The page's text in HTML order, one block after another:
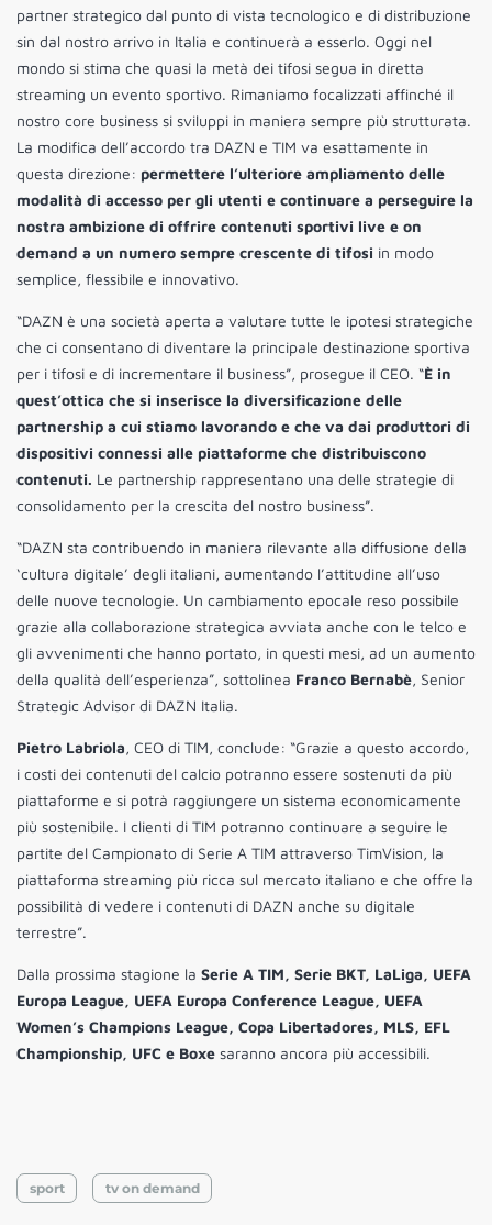
partner strategico dal punto di vista tecnologico e di distribuzione
sin dal nostro arrivo in Italia e continuerà a esserlo. Oggi nel
mondo si stima che quasi la metà dei tifosi segua in diretta
streaming un evento sportivo. Rimaniamo focalizzati affinché il
nostro core business si sviluppi in maniera sempre più strutturata.
La modifica dell’accordo tra DAZN e TIM va esattamente in
questa direzione: permettere l’ulteriore ampliamento delle
modalità di accesso per gli utenti e continuare a perseguire la
nostra ambizione di offrire contenuti sportivi live e on
demand a un numero sempre crescente di tifosi in modo
semplice, flessibile e innovativo.
“DAZN è una società aperta a valutare tutte le ipotesi strategiche
che ci consentano di diventare la principale destinazione sportiva
per i tifosi e di incrementare il business”, prosegue il CEO. “È in
quest’ottica che si inserisce la diversificazione delle
partnership a cui stiamo lavorando e che va dai produttori di
dispositivi connessi alle piattaforme che distribuiscono
contenuti. Le partnership rappresentano una delle strategie di
consolidamento per la crescita del nostro business”.
“DAZN sta contribuendo in maniera rilevante alla diffusione della
‘cultura digitale’ degli italiani, aumentando l’attitudine all’uso
delle nuove tecnologie. Un cambiamento epocale reso possibile
grazie alla collaborazione strategica avviata anche con le telco e
gli avvenimenti che hanno portato, in questi mesi, ad un aumento
della qualità dell’esperienza”, sottolinea Franco Bernabè, Senior
Strategic Advisor di DAZN Italia.
Pietro Labriola, CEO di TIM, conclude: “Grazie a questo accordo,
i costi dei contenuti del calcio potranno essere sostenuti da più
piattaforme e si potrà raggiungere un sistema economicamente
più sostenibile. I clienti di TIM potranno continuare a seguire le
partite del Campionato di Serie A TIM attraverso TimVision, la
piattaforma streaming più ricca sul mercato italiano e che offre la
possibilità di vedere i contenuti di DAZN anche su digitale
terrestre”.
Dalla prossima stagione la Serie A TIM, Serie BKT, LaLiga, UEFA
Europa League, UEFA Europa Conference League, UEFA
Women’s Champions League, Copa Libertadores, MLS, EFL
Championship, UFC e Boxe saranno ancora più accessibili.
sport tv on demand